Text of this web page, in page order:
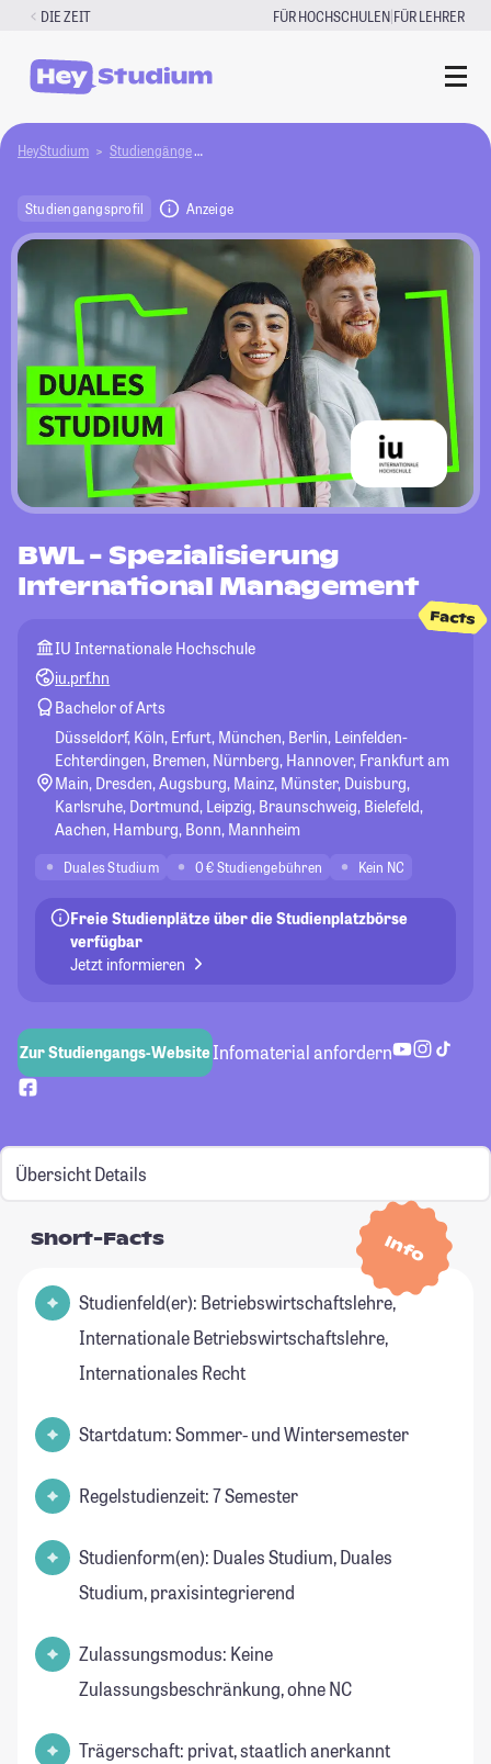
Zum
springen
DIE ZEIT FÜR HOCHSCHULEN|FÜR LEHRER
HeyStudium Studiengänge BWL - Spezialisierung International
Studiengangsprofil Anzeige
BWL - Spezialisierung
International Management
Facts
IU Internationale Hochschule
iu.prf.hn
Bachelor of Arts
Düsseldorf, Köln, Erfurt, München, Berlin, Leinfelden-
Echterdingen, Bremen, Nürnberg, Hannover, Frankfurt am
Main, Dresden, Augsburg, Mainz, Münster, Duisburg,
Karlsruhe, Dortmund, Leipzig, Braunschweig, Bielefeld,
Aachen, Hamburg, Bonn, Mannheim
Duales Studium 0 € Studiengebühren Kein NC
Freie Studienplätze über die Studienplatzbörse
verfügbar
Jetzt informieren
Zur Studiengangs-WebsiteInfomaterial anfordern
Übersicht Details
Info
Short-Facts
Studienfeld(er): Betriebswirtschaftslehre,
Internationale Betriebswirtschaftslehre,
Internationales Recht
Startdatum: Sommer- und Wintersemester
Regelstudienzeit: 7 Semester
Studienform(en): Duales Studium, Duales
Studium, praxisintegrierend
Zulassungsmodus: Keine
Zulassungsbeschränkung, ohne NC
Trägerschaft: privat, staatlich anerkannt